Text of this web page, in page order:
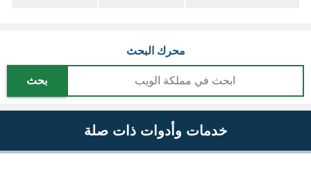
محرك البحث
بحث
خدمات وأدوات ذات صلة